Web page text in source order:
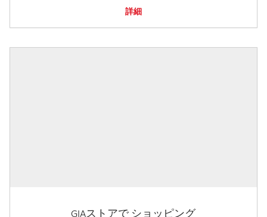
詳細
GIAストアで ショッピング